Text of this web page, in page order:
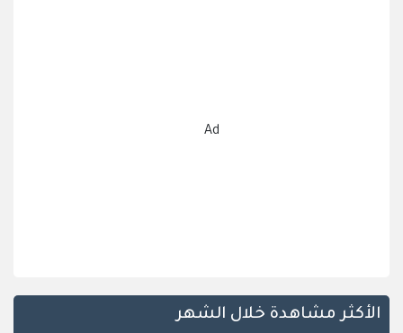
Ad
الأكثر مشاهدة خلال الشهر